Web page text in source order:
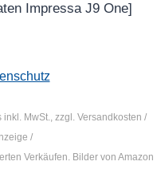
Impressa J9 One]
MwSt., zzgl. Versandkosten /
/
Verkäufen. Bilder von Amazon